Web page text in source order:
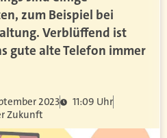
zum Beispiel bei
Verblüffend ist
gute alte Telefon immer
2023
11:09 Uhr
Zukunft